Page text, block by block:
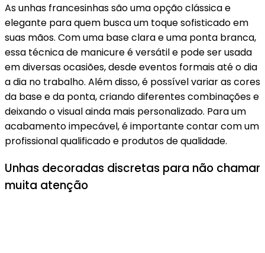
As unhas francesinhas são uma opção clássica e
elegante para quem busca um toque sofisticado em
suas mãos. Com uma base clara e uma ponta branca,
essa técnica de manicure é versátil e pode ser usada
em diversas ocasiões, desde eventos formais até o dia
a dia no trabalho. Além disso, é possível variar as cores
da base e da ponta, criando diferentes combinações e
deixando o visual ainda mais personalizado. Para um
acabamento impecável, é importante contar com um
profissional qualificado e produtos de qualidade.
Unhas decoradas discretas para não chamar
muita atenção